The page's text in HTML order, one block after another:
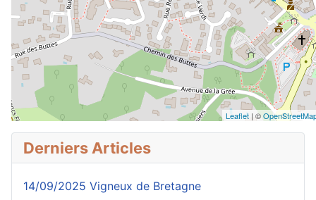
Leaflet | ©
Derniers Articles
14/09/2025 Vigneux de Bretagne